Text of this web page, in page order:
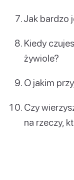
Jak bardzo
Kiedy
żywiole?
O jakim
Czy
na rzeczy,